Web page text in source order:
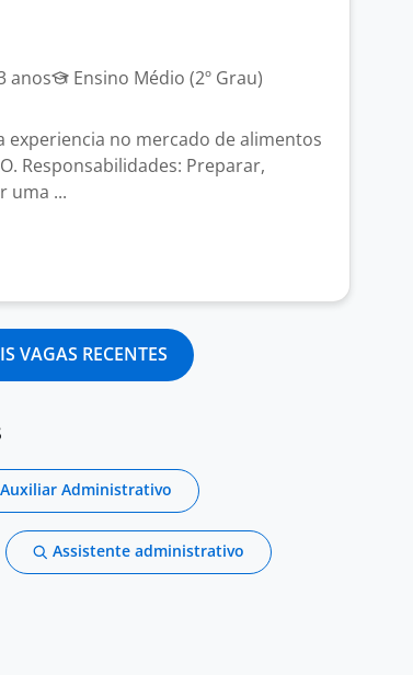
anos
Ensino Médio (2º Grau)
experiencia no mercado de alimentos
Responsabilidades: Preparar,
uma ...
VAGAS RECENTES
Auxiliar Administrativo
Assistente administrativo